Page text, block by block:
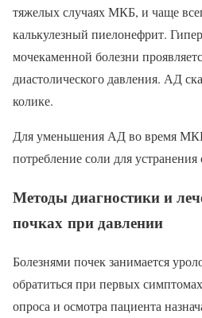
тяжелых случаях МКБ, и чаще
калькулезный пиелонефрит.
мочекаменной болезни
диастолического давления. АД
колике.
Для уменьшения АД во время
потребление соли для устранения
Методы диагностики и
почках при давлении
Болезнями почек занимается
обратиться при первых
опроса и осмотра пациента